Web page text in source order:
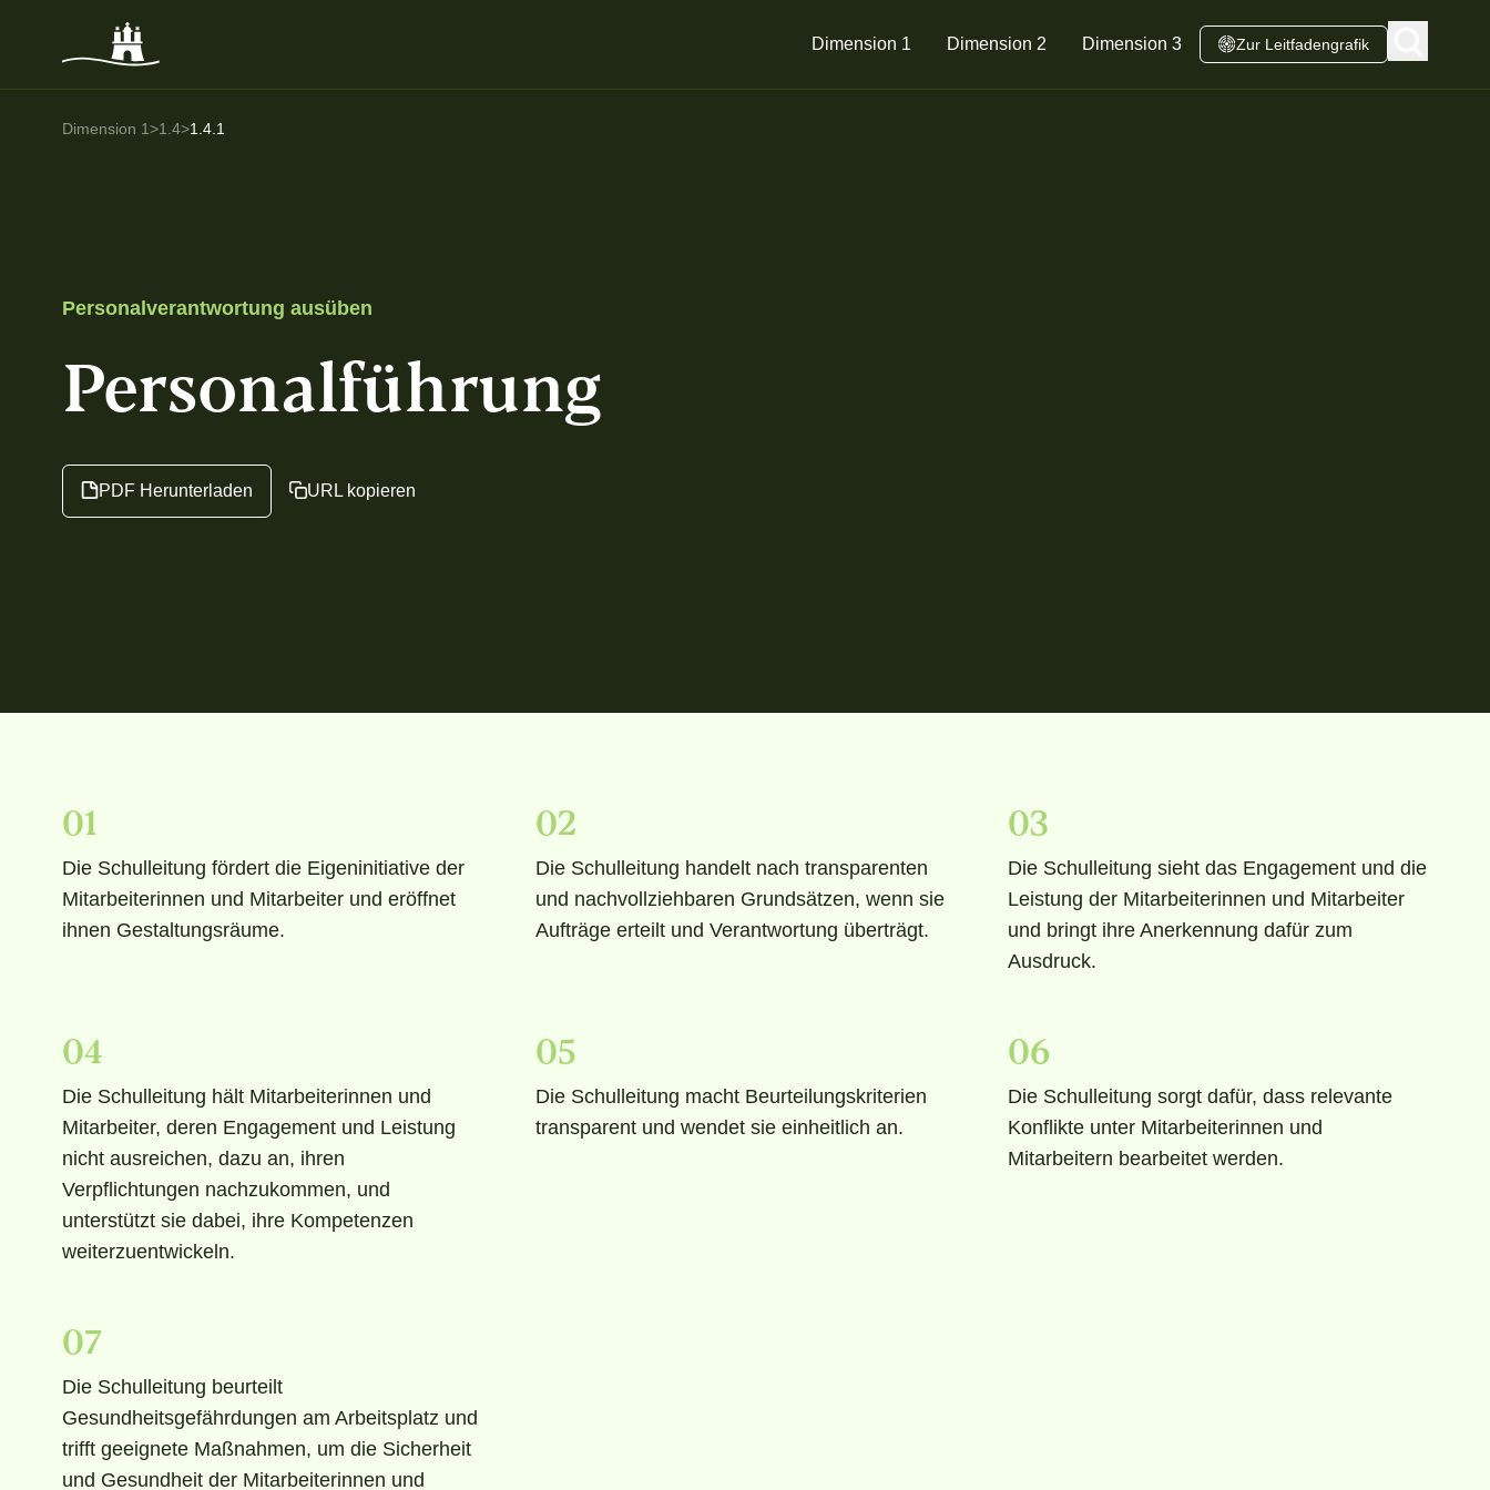
Dimension 1 Dimension 2 Dimension 3 Zur Leitfadengrafik
Dimension 1>1.4>1.4.1
Personal­verantwortung ausüben
Personal­führung
PDF Herunterladen URL kopieren
01
Die Schulleitung fördert die Eigeninitiative der
Mitarbeiterinnen und Mitarbeiter und eröffnet
ihnen Gestaltungsräume.
02
Die Schulleitung handelt nach transparenten
und nachvollziehbaren Grundsätzen, wenn sie
Aufträge erteilt und Verantwortung überträgt.
03
Die Schulleitung sieht das Engagement und die
Leistung der Mitarbeiterinnen und Mitarbeiter
und bringt ihre Anerkennung dafür zum
Ausdruck.
04
Die Schulleitung hält Mitarbeiterinnen und
Mitarbeiter, deren Engagement und Leistung
nicht ausreichen, dazu an, ihren
Verpflichtungen nachzukommen, und
unterstützt sie dabei, ihre Kompetenzen
weiterzuentwickeln.
05
Die Schulleitung macht Beurteilungskriterien
transparent und wendet sie einheitlich an.
06
Die Schulleitung sorgt dafür, dass relevante
Konflikte unter Mitarbeiterinnen und
Mitarbeitern bearbeitet werden.
07
Die Schulleitung beurteilt
Gesundheitsgefährdungen am Arbeitsplatz und
trifft geeignete Maßnahmen, um die Sicherheit
und Gesundheit der Mitarbeiterinnen und